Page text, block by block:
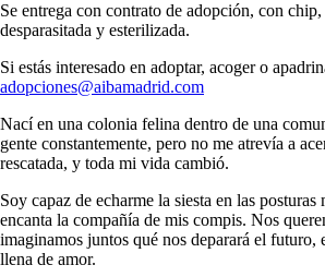
Se entrega con contrato de adopción, con chip,
desparasitada y esterilizada.
Si estás interesado en adoptar, acoger o
adopciones@aibamadrid.com
Nací en una colonia felina dentro de una
gente constantemente, pero no me atrevía a
rescatada, y toda mi vida cambió.
Soy capaz de echarme la siesta en las
encanta la compañía de mis compis. Nos
imaginamos juntos qué nos deparará el futuro,
llena de amor.